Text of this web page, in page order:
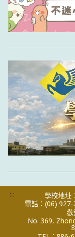
:::
學校地址
電話：(06)
No. 369,